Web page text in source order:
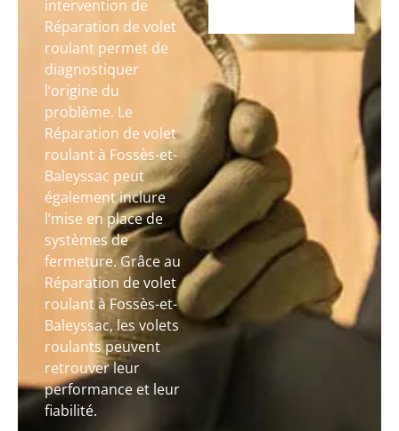
intervention de
Réparation de volet
roulant permet de
diagnostiquer
l’origine du
problème. Le
Réparation de volet
roulant à Fossès-et-
Baleyssac peut
également inclure
l’mise en place de
systèmes de
fermeture. Grâce au
Réparation de volet
roulant à Fossès-et-
Baleyssac, les volets
roulants peuvent
retrouver leur
performance et leur
fiabilité.